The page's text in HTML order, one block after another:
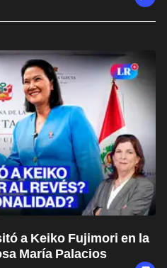
a Keiko Fujimori en la
María Palacios